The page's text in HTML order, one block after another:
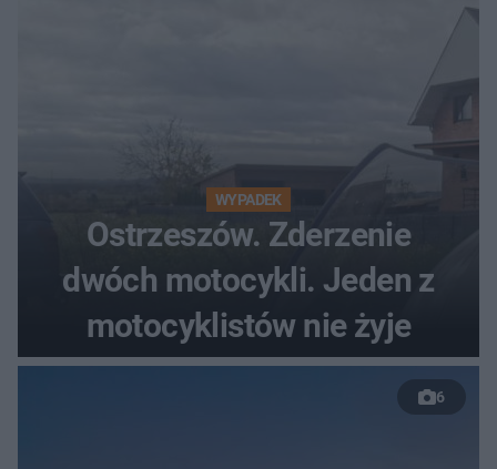
WYPADEK
Ostrzeszów. Zderzenie
dwóch motocykli. Jeden z
motocyklistów nie żyje
6